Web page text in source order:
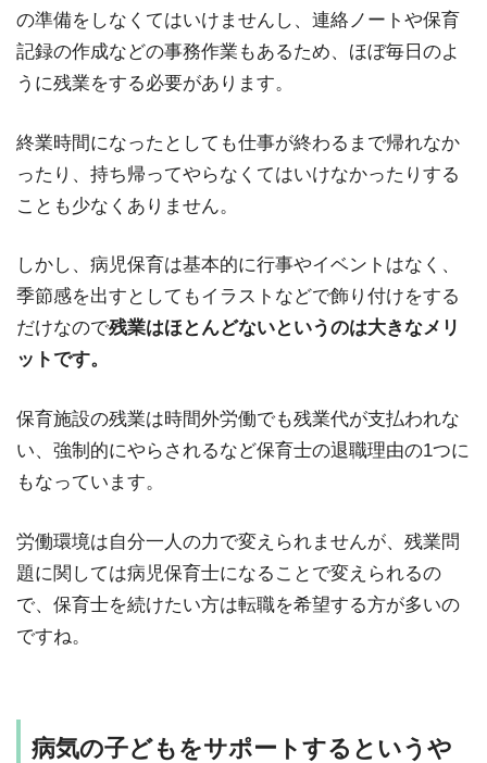
の準備をしなくてはいけませんし、連絡ノートや保育
記録の作成などの事務作業もあるため、ほぼ毎日のよ
うに残業をする必要があります。
終業時間になったとしても仕事が終わるまで帰れなか
ったり、持ち帰ってやらなくてはいけなかったりする
ことも少なくありません。
しかし、病児保育は基本的に行事やイベントはなく、
季節感を出すとしてもイラストなどで飾り付けをする
だけなので残業はほとんどないというのは大きなメリ
ットです。
保育施設の残業は時間外労働でも残業代が支払われな
い、強制的にやらされるなど保育士の退職理由の1つに
もなっています。
労働環境は自分一人の力で変えられませんが、残業問
題に関しては病児保育士になることで変えられるの
で、保育士を続けたい方は転職を希望する方が多いの
ですね。
病気の子どもをサポートするというや